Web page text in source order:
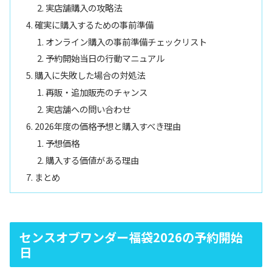
実店舗購入の攻略法
確実に購入するための事前準備
オンライン購入の事前準備チェックリスト
予約開始当日の行動マニュアル
購入に失敗した場合の対処法
再販・追加販売のチャンス
実店舗への問い合わせ
2026年度の価格予想と購入すべき理由
予想価格
購入する価値がある理由
まとめ
センスオブワンダー福袋2026の予約開始
日